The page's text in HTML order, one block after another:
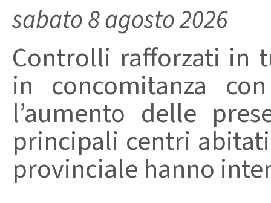
sabato 8 agosto 2026
Controlli rafforzati in
in concomitanza
l’aumento delle
principali centri
provinciale hanno